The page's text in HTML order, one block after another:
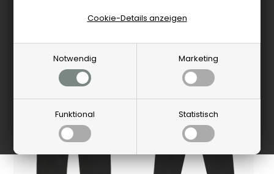
Notwendig Marketing
Funktional Statistisch
Cookie-Details anzeigen
Neu Neu